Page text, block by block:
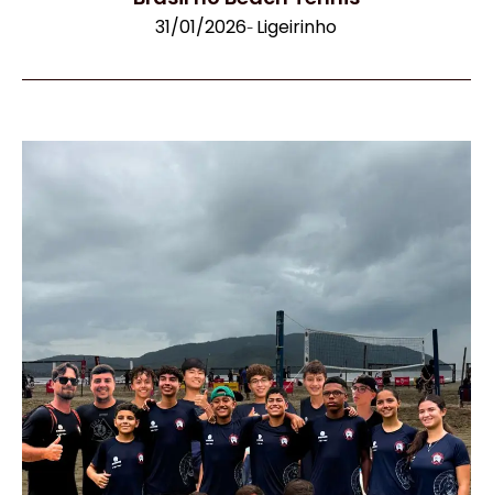
31/01/2026- Ligeirinho